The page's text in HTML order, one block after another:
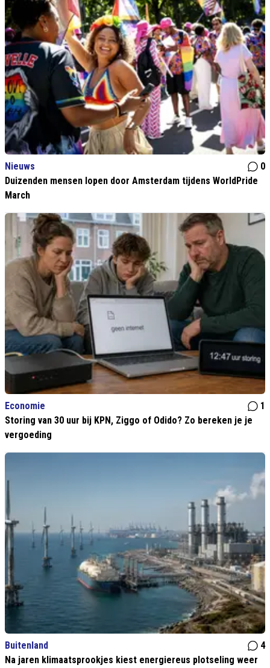
Nieuws
0
Duizenden mensen lopen door Amsterdam tijdens WorldPride
March
Economie
1
Storing van 30 uur bij KPN, Ziggo of Odido? Zo bereken je je
vergoeding
Buitenland
4
Na jaren klimaatsprookjes kiest energiereus plotseling weer